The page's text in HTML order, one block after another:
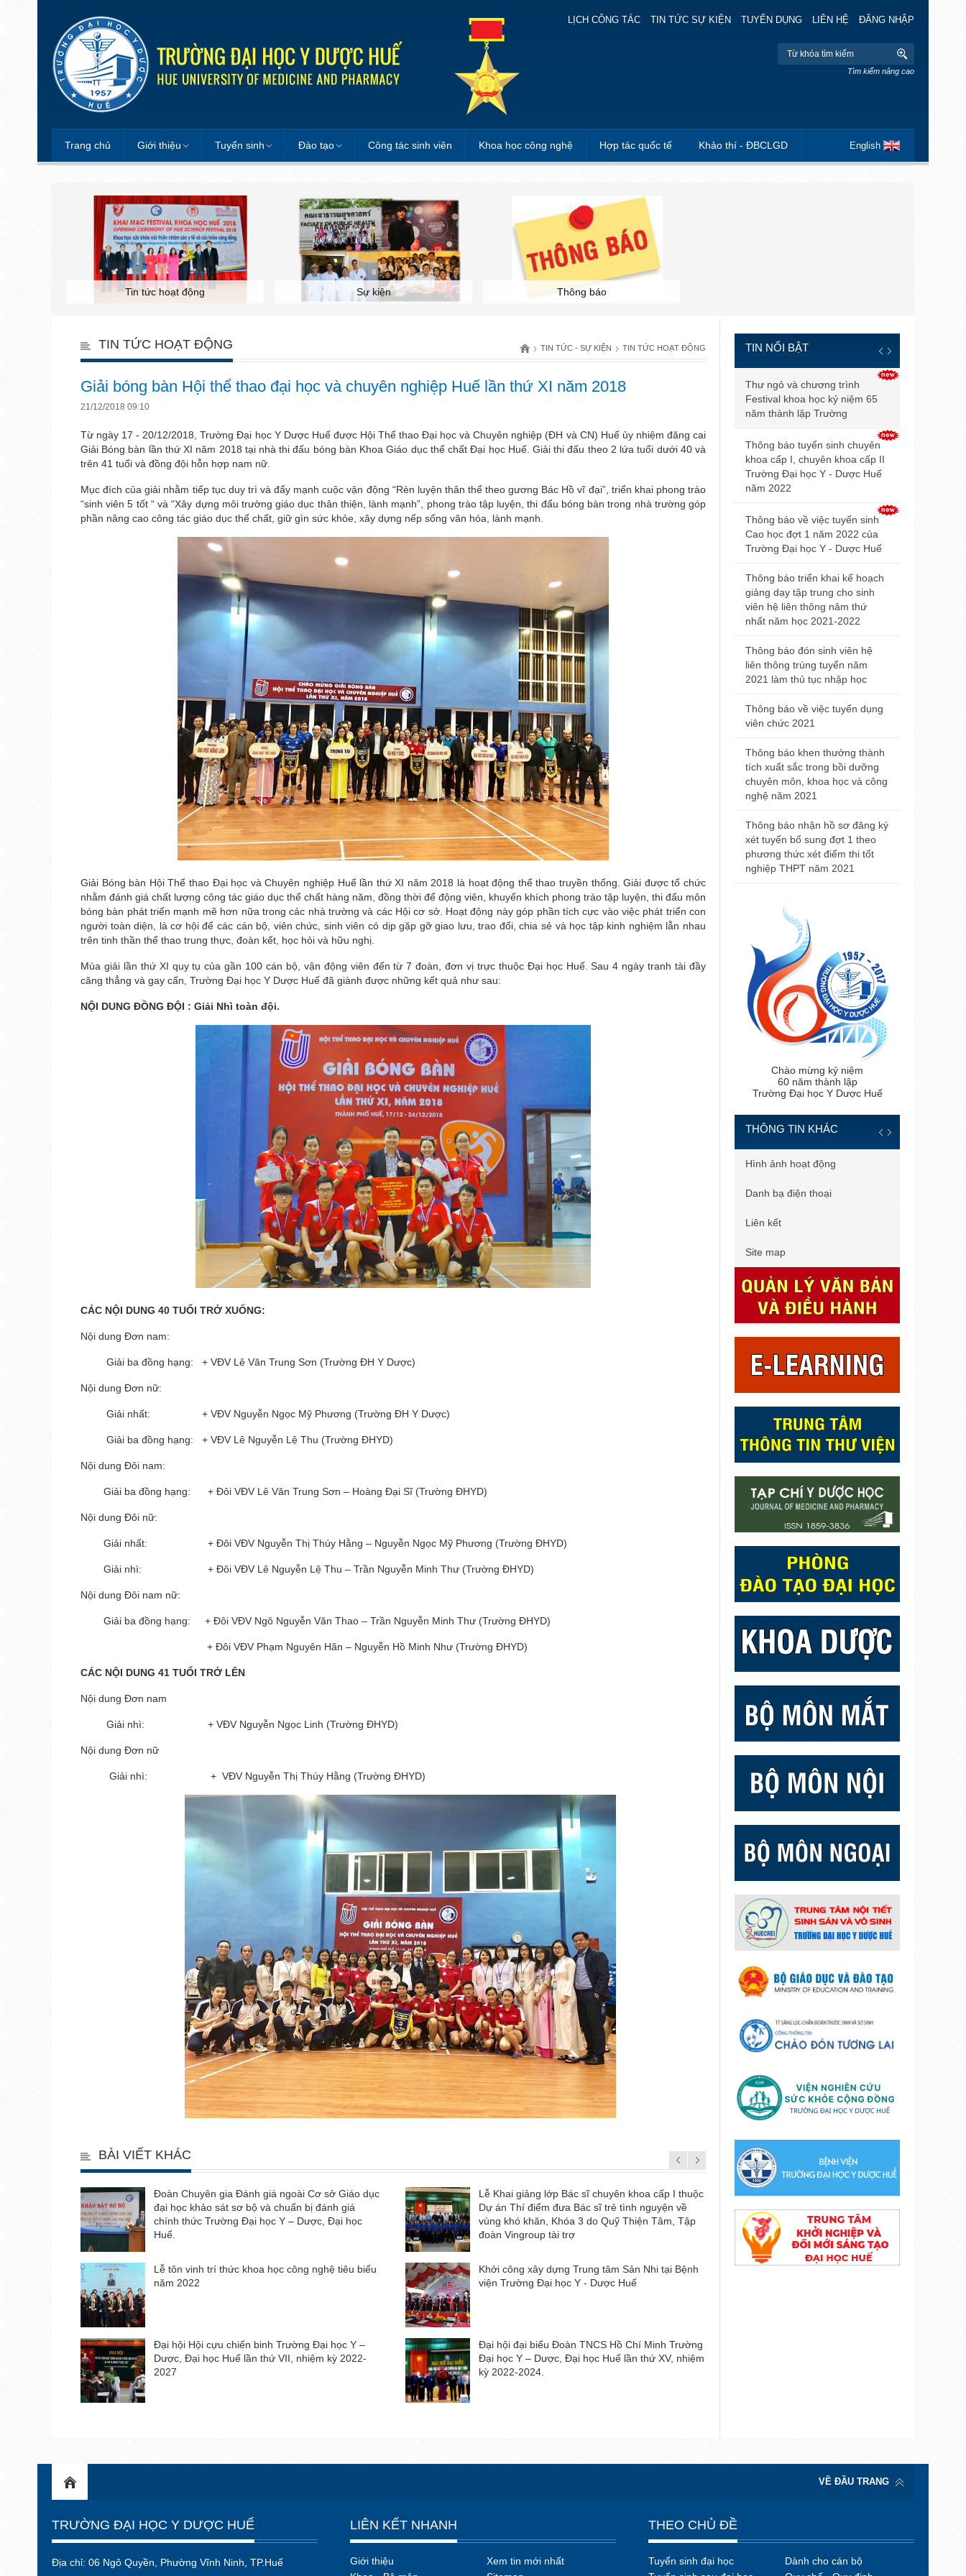
LỊCH CÔNG TÁC TIN TỨC SỰ KIỆN TUYỂN DỤNG LIÊN HỆ ĐĂNG NHẬP
Tìm kiếm nâng cao
Trang chủ Giới thiệu Tuyển sinh Đào tạo Công tác sinh viên Khoa học công nghệ Hợp tác quốc tế Khảo thí - ĐBCLGD English
Tin tức hoạt động Sự kiện Thông báo
TIN TỨC HOẠT ĐỘNG › TIN TỨC - SỰ KIỆN › TIN TỨC HOẠT ĐỘNG
Giải bóng bàn Hội thể thao đại học và chuyên nghiệp Huế lần thứ XI năm 2018
21/12/2018 09:10
Từ ngày 17 - 20/12/2018, Trường Đại học Y Dược Huế được Hội Thể thao Đại học và Chuyên nghiệp (ĐH và CN) Huế ủy nhiệm đăng cai
Giải Bóng bàn lần thứ XI năm 2018 tại nhà thi đấu bóng bàn Khoa Giáo dục thể chất Đại học Huế. Giải thi đấu theo 2 lứa tuổi dưới 40 và
trên 41 tuổi và đồng đội hỗn hợp nam nữ.
Mục đích của giải nhằm tiếp tục duy trì và đẩy mạnh cuộc vận động “Rèn luyện thân thể theo gương Bác Hồ vĩ đại”, triển khai phong trào
“sinh viên 5 tốt “ và “Xây dựng môi trường giáo dục thân thiện, lành mạnh”, phong trào tập luyện, thi đấu bóng bàn trong nhà trường góp
phần nâng cao công tác giáo dục thể chất, giữ gìn sức khỏe, xây dựng nếp sống văn hóa, lành mạnh.
Giải Bóng bàn Hội Thể thao Đại học và Chuyên nghiệp Huế lần thứ XI năm 2018 là hoạt động thể thao truyền thống. Giải được tổ chức
nhằm đánh giá chất lượng công tác giáo dục thể chất hàng năm, đồng thời để động viên, khuyến khích phong trào tập luyện, thi đấu môn
bóng bàn phát triển mạnh mẽ hơn nữa trong các nhà trường và các Hội cơ sở. Hoạt động này góp phần tích cực vào việc phát triển con
người toàn diện, là cơ hội để các cán bộ, viên chức, sinh viên có dịp gặp gỡ giao l­ưu, trao đổi, chia sẻ và học tập kinh nghiệm lẫn nhau
trên tinh thần thể thao trung thực, đoàn kết, học hỏi và hữu nghị.
Mùa giải lần thứ XI quy tụ của gần 100 cán bộ, vận động viên đến từ 7 đoàn, đơn vị trực thuộc Đại học Huế. Sau 4 ngày tranh tài đầy
căng thẳng và gay cấn, Trường Đại học Y Dược Huế đã giành được những kết quả như sau:
NỘI DUNG ĐỒNG ĐỘI : Giải Nhì toàn đội.
CÁC NỘI DUNG 40 TUỔI TRỞ XUỐNG:
Nội dung Đơn nam:
Giải ba đồng hạng: + VĐV Lê Văn Trung Sơn (Trường ĐH Y Dược)
Nội dung Đơn nữ:
Giải nhất: + VĐV Nguyễn Ngọc Mỹ Phương (Trường ĐH Y Dược)
Giải ba đồng hạng: + VĐV Lê Nguyễn Lệ Thu (Trường ĐHYD)
Nội dung Đôi nam:
Giải ba đồng hạng: + Đôi VĐV Lê Văn Trung Sơn – Hoàng Đại Sĩ (Trường ĐHYD)
Nội dung Đôi nữ:
Giải nhất: + Đôi VĐV Nguyễn Thị Thúy Hằng – Nguyễn Ngọc Mỹ Phương (Trường ĐHYD)
Giải nhì: + Đôi VĐV Lê Nguyễn Lệ Thu – Trần Nguyễn Minh Thư (Trường ĐHYD)
Nội dung Đôi nam nữ:
Giải ba đồng hạng: + Đôi VĐV Ngô Nguyễn Văn Thao – Trần Nguyễn Minh Thư (Trường ĐHYD)
+ Đôi VĐV Phạm Nguyên Hãn – Nguyễn Hồ Minh Như (Trường ĐHYD)
CÁC NỘI DUNG 41 TUỔI TRỞ LÊN
Nội dung Đơn nam
Giải nhì: + VĐV Nguyễn Ngọc Linh (Trường ĐHYD)
Nội dung Đơn nữ
Giải nhì: + VĐV Nguyễn Thị Thúy Hằng (Trường ĐHYD)
BÀI VIẾT KHÁC
Đoàn Chuyên gia Đánh giá ngoài Cơ sở Giáo dục
đại học khảo sát sơ bộ và chuẩn bị đánh giá
chính thức Trường Đại học Y – Dược, Đại học
Huế.
Lễ tôn vinh trí thức khoa học công nghệ tiêu biểu
năm 2022
Đại hội Hội cựu chiến binh Trường Đại học Y –
Dược, Đại học Huế lần thứ VII, nhiệm kỳ 2022-
2027
Lễ Khai giảng lớp Bác sĩ chuyên khoa cấp I thuộc
Dự án Thí điểm đưa Bác sĩ trẻ tình nguyện về
vùng khó khăn, Khóa 3 do Quỹ Thiện Tâm, Tập
đoàn Vingroup tài trợ
Khởi công xây dựng Trung tâm Sản Nhi tại Bệnh
viện Trường Đại học Y - Dược Huế
Đại hội đại biểu Đoàn TNCS Hồ Chí Minh Trường
Đại học Y – Dược, Đại học Huế lần thứ XV, nhiệm
kỳ 2022-2024.
Lễ kỷ niệm ngày Quốc tế Điều dưỡng
Đánh giá nội bộ cơ sở giáo dục chu kỳ 2
TIN NỔI BẬT
Thư ngỏ và chương trình
Festival khoa học kỷ niệm 65
năm thành lập Trường
Thông báo tuyển sinh chuyên
khoa cấp I, chuyên khoa cấp II
Trường Đại học Y - Dược Huế
năm 2022
Thông báo về việc tuyển sinh
Cao học đợt 1 năm 2022 của
Trường Đại học Y - Dược Huế
Thông báo triển khai kế hoạch
giảng dạy tập trung cho sinh
viên hệ liên thông năm thứ
nhất năm học 2021-2022
Thông báo đón sinh viên hệ
liên thông trúng tuyển năm
2021 làm thủ tục nhập học
Thông báo về việc tuyển dụng
viên chức 2021
Thông báo khen thưởng thành
tích xuất sắc trong bồi dưỡng
chuyên môn, khoa học và công
nghệ năm 2021
Thông báo nhận hồ sơ đăng ký
xét tuyển bổ sung đợt 1 theo
phương thức xét điểm thi tốt
nghiệp THPT năm 2021
Chào mừng kỷ niệm
60 năm thành lập
Trường Đại học Y Dược Huế
THÔNG TIN KHÁC
Chân dung tân tiến sĩ
Hệ thống văn bản
Đăng nhập mail công vụ
Hình ảnh hoạt động
Danh bạ điện thoại
Liên kết
Site map
VỀ ĐẦU TRANG
TRƯỜNG ĐẠI HỌC Y DƯỢC HUẾ
Địa chỉ: 06 Ngô Quyền, Phường Vĩnh Ninh, TP.Huế
LIÊN KẾT NHANH
Giới thiệu
Xem tin mới nhất
THEO CHỦ ĐỀ
Tuyển sinh đại học
Dành cho cán bộ